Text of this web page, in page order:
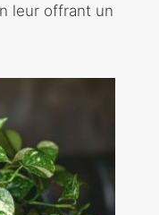
leur offrant un